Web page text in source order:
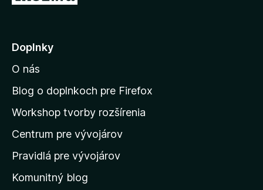
j
ť
n
d
o
m
v
Doplnky
O nás
Blog o doplnkoch pre Firefox
Workshop tvorby rozšírenia
Centrum pre vývojárov
Pravidlá pre vývojárov
Komunitný blog